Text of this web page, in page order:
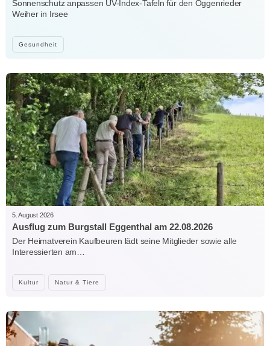
Gesundheit
Sonnenschutz anpassen UV-Index-Tafeln für den Oggenrieder
Weiher in Irsee
Kultur Natur & Tiere
5. August 2026
Ausflug zum Burgstall Eggenthal am 22.08.2026
Der Heimatverein Kaufbeuren lädt seine Mitglieder sowie alle
Interessierten am…